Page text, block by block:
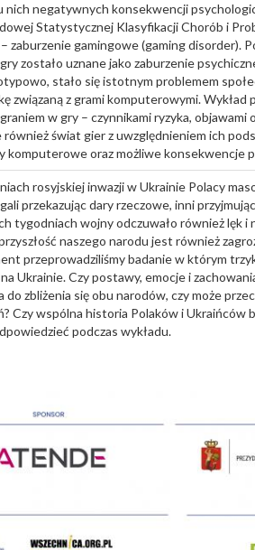
nich negatywnych konsekwencji
Statystycznej Klasyfikacji Chorób i
zaburzenie gamingowe (gaming disorder).
zostało uznane jako zaburzenie
stało się istotnym problemem
związaną z grami komputerowymi. Wykład
w gry – czynnikami ryzyka,
świat gier z uwzględnieniem ich
komputerowe oraz możliwe konsekwencje
rosyjskiej inwazji w Ukrainie Polacy
przekazując dary rzeczowe, inni
tygodniach wojny odczuwało również lęk
naszego narodu jest również
przeprowadziliśmy badanie w którym
Ukrainie. Czy postawy, emocje i
do zbliżenia się obu narodów, czy może
Czy wspólna historia Polaków i Ukraińców
podczas wykładu.